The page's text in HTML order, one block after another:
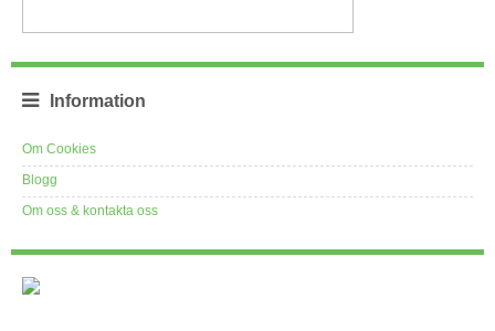
Information
Om Cookies
Blogg
Om oss & kontakta oss